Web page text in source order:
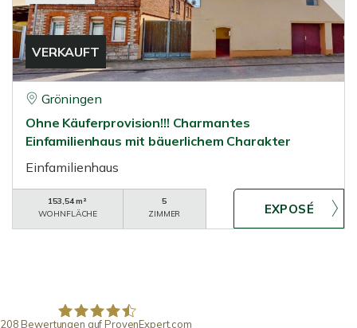
VERKAUFT
Gröningen
Ohne Käuferprovision!!! Charmantes
Einfamilienhaus mit bäuerlichem Charakter
Einfamilienhaus
153,54 m²
WOHNFLÄCHE
5
ZIMMER
208 Bewertungen auf ProvenExpert.com